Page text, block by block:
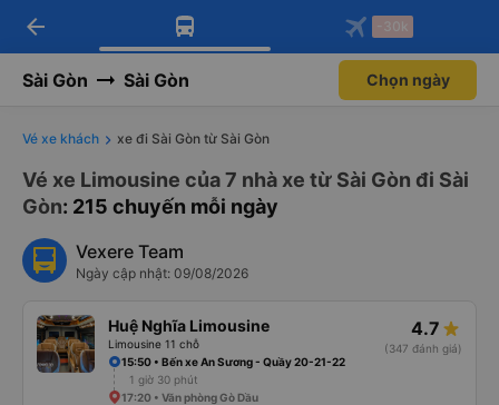
Tải app Vexere ngay!
Nhận ưu đãi thành viên độc
Mở app
Tải app Vexere
-30k/ghế khi đặt vé máy bay qua
Mở app
arrow_back -30k
Sài Gòn Sài Gòn Chọn ngày
Vé xe khách xe đi Sài Gòn từ Sài Gòn
Vé xe Limousine của 7 nhà xe từ Sài Gòn đi Sài
Gòn: 215 chuyến mỗi ngày
Vexere Team
Ngày cập nhật: 09/08/2026
Huệ Nghĩa Limousine
Limousine 11 chỗ
4.7
(347 đánh giá)
15:50 • Bến xe An Sương - Quầy 20-21-22
1 giờ 30 phút
17:20 • Văn phòng Gò Dầu